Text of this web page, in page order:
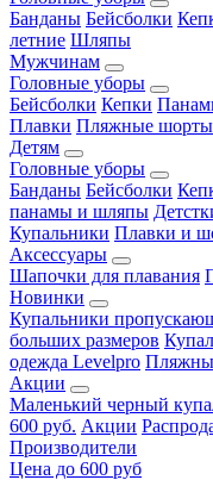
Банданы Бейсболки
летние Шляпы
Мужчинам
Головные уборы
Бейсболки Кепки
Плавки Пляжные шорты
Детям
Головные уборы
Банданы Бейсболки
панамы и шляпы
Купальники Плавки и
Аксессуары
Шапочки для плавания
Новинки
Купальники
больших размеров
одежда Levelpro
Акции
Маленький черный
600 руб. Акции
Производители
Цена до 600 руб